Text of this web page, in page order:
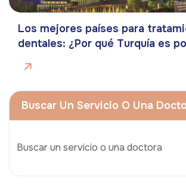
Los mejores países para
dentales: ¿Por qué Turquía es
Buscar Un Servicio O Una